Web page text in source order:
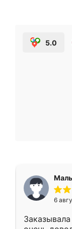
5.0
6